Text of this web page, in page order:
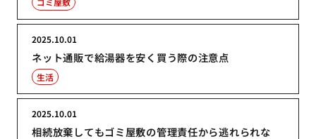
ネット通販で給湯器を安く買う際の注意点
2025.10.01
生活
相続放棄してもゴミ屋敷の管理責任から逃れられな
2025.10.01